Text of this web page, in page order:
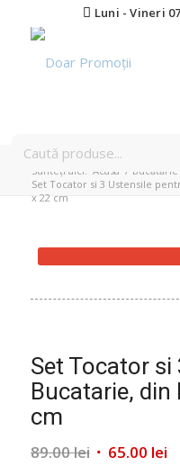
Luni - Vineri
Sunteți aici: Acasa / Bucătărie
Set Tocator si 3 Ustensile
x 22 cm
Set Tocator
Bucatarie, din
cm
89.00lei Prețul
65.00 lei